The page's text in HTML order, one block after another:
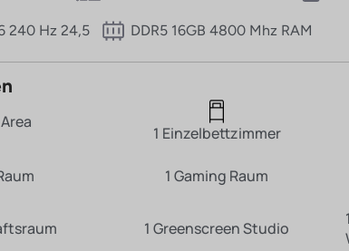
240 Hz 24,5 DDR5 16GB 4800 Mhz RAM
1 Einzelbettzimmer
1 Gaming Raum
1 Greenscreen Studio